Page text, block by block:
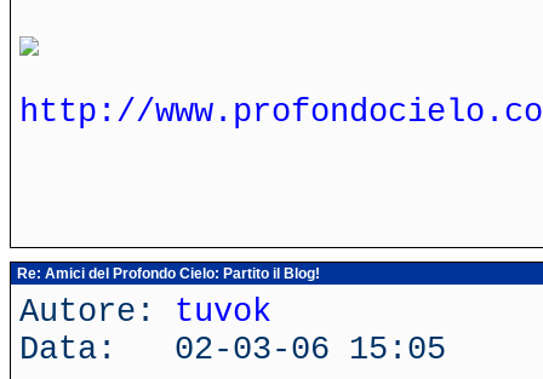
http://
Re: Amici del Profondo Cielo: Partito il Blog!
Autore: tuvok
Data: 02-03-06 15:05